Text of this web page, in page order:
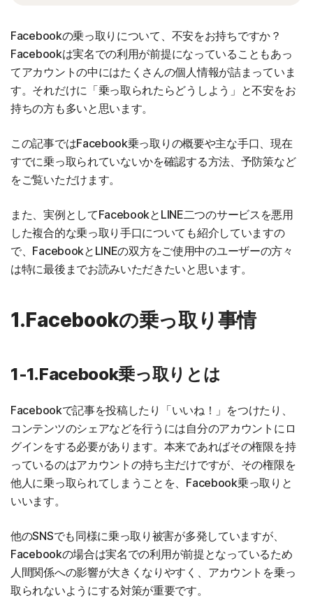
Facebookの乗っ取りについて、不安をお持ちですか？
Facebookは実名での利用が前提になっていることもあっ
てアカウントの中にはたくさんの個人情報が詰まっていま
す。それだけに「乗っ取られたらどうしよう」と不安をお
持ちの方も多いと思います。
この記事ではFacebook乗っ取りの概要や主な手口、現在
すでに乗っ取られていないかを確認する方法、予防策など
をご覧いただけます。
また、実例としてFacebookとLINE二つのサービスを悪用
した複合的な乗っ取り手口についても紹介していますの
で、FacebookとLINEの双方をご使用中のユーザーの方々
は特に最後までお読みいただきたいと思います。
1.Facebookの乗っ取り事情
1-1.Facebook乗っ取りとは
Facebookで記事を投稿したり「いいね！」をつけたり、
コンテンツのシェアなどを行うには自分のアカウントにロ
グインをする必要があります。本来であればその権限を持
っているのはアカウントの持ち主だけですが、その権限を
他人に乗っ取られてしまうことを、Facebook乗っ取りと
いいます。
他のSNSでも同様に乗っ取り被害が多発していますが、
Facebookの場合は実名での利用が前提となっているため
人間関係への影響が大きくなりやすく、アカウントを乗っ
取られないようにする対策が重要です。